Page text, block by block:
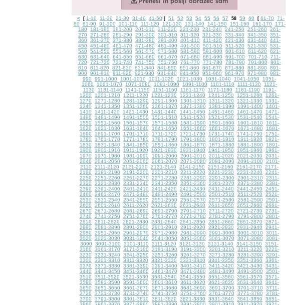
< [ 1-10 11-20 21-30 31-40 41-50 ] 51 52 53 54 55 56 57 58 59 60 [ 61-70
71-
80
81-90 91-100 101-110 111-120 121-130 131-140 141-150 151-160 161-170
171-
180
181-190 191-200 201-210 211-220 221-230 231-240 241-250 251-260
261-
270
271-280 281-290 291-300 301-310 311-320 321-330 331-340 341-350
351-
360
361-370 371-380 381-390 391-400 401-410 411-420 421-430 431-440
441-
450
451-460 461-470 471-480 481-490 491-500 501-510 511-520 521-530
531-
540
541-550 551-560 561-570 571-580 581-590 591-600 601-610 611-620
621-
630
631-640 641-650 651-660 661-670 671-680 681-690 691-700 701-710
711-
720
721-730 731-740 741-750 751-760 761-770 771-780 781-790 791-800
801-
810
811-820 821-830 831-840 841-850 851-860 861-870 871-880 881-890
891-
900
901-910 911-920 921-930 931-940 941-950 951-960 961-970 971-980
981-
990
991-1000 1001-1010 1011-1020 1021-1030 1031-1040 1041-1050
1051-
1060
1061-1070 1071-1080 1081-1090 1091-1100 1101-1110 1111-1120
1121-
1130
1131-1140 1141-1150 1151-1160 1161-1170 1171-1180 1181-1190
1191-
1200
1201-1210 1211-1220 1221-1230 1231-1240 1241-1250 1251-1260
1261-
1270
1271-1280 1281-1290 1291-1300 1301-1310 1311-1320 1321-1330
1331-
1340
1341-1350 1351-1360 1361-1370 1371-1380 1381-1390 1391-1400
1401-
1410
1411-1420 1421-1430 1431-1440 1441-1450 1451-1460 1461-1470
1471-
1480
1481-1490 1491-1500 1501-1510 1511-1520 1521-1530 1531-1540
1541-
1550
1551-1560 1561-1570 1571-1580 1581-1590 1591-1600 1601-1610
1611-
1620
1621-1630 1631-1640 1641-1650 1651-1660 1661-1670 1671-1680
1681-
1690
1691-1700 1701-1710 1711-1720 1721-1730 1731-1740 1741-1750
1751-
1760
1761-1770 1771-1780 1781-1790 1791-1800 1801-1810 1811-1820
1821-
1830
1831-1840 1841-1850 1851-1860 1861-1870 1871-1880 1881-1890
1891-
1900
1901-1910 1911-1920 1921-1930 1931-1940 1941-1950 1951-1960
1961-
1970
1971-1980 1981-1990 1991-2000 2001-2010 2011-2020 2021-2030
2031-
2040
2041-2050 2051-2060 2061-2070 2071-2080 2081-2090 2091-2100
2101-
2110
2111-2120 2121-2130 2131-2140 2141-2150 2151-2160 2161-2170
2171-
2180
2181-2190 2191-2200 2201-2210 2211-2220 2221-2230 2231-2240
2241-
2250
2251-2260 2261-2270 2271-2280 2281-2290 2291-2300 2301-2310
2311-
2320
2321-2330 2331-2340 2341-2350 2351-2360 2361-2370 2371-2380
2381-
2390
2391-2400 2401-2410 2411-2420 2421-2430 2431-2440 2441-2450
2451-
2460
2461-2470 2471-2480 2481-2490 2491-2500 2501-2510 2511-2520
2521-
2530
2531-2540 2541-2550 2551-2560 2561-2570 2571-2580 2581-2590
2591-
2600
2601-2610 2611-2620 2621-2630 2631-2640 2641-2650 2651-2660
2661-
2670
2671-2680 2681-2690 2691-2700 2701-2710 2711-2720 2721-2730
2731-
2740
2741-2750 2751-2760 2761-2770 2771-2780 2781-2790 2791-2800
2801-
2810
2811-2820 2821-2830 2831-2840 2841-2850 2851-2860 2861-2870
2871-
2880
2881-2890 2891-2900 2901-2910 2911-2920 2921-2930 2931-2940
2941-
2950
2951-2960 2961-2970 2971-2980 2981-2990 2991-3000 3001-3010
3011-
3020
3021-3030 3031-3040 3041-3050 3051-3060 3061-3070 3071-3080
3081-
3090
3091-3100 3101-3110 3111-3120 3121-3130 3131-3140 3141-3150
3151-
3160
3161-3170 3171-3180 3181-3190 3191-3200 3201-3210 3211-3220
3221-
3230
3231-3240 3241-3250 3251-3260 3261-3270 3271-3280 3281-3290
3291-
3300
3301-3310 3311-3320 3321-3330 3331-3340 3341-3350 3351-3360
3361-
3370
3371-3380 3381-3390 3391-3400 3401-3410 3411-3420 3421-3430
3431-
3440
3441-3450 3451-3460 3461-3470 3471-3480 3481-3490 3491-3500
3501-
3510
3511-3520 3521-3530 3531-3540 3541-3550 3551-3560 3561-3570
3571-
3580
3581-3590 3591-3600 3601-3610 3611-3620 3621-3630 3631-3640
3641-
3650
3651-3660 3661-3670 3671-3680 3681-3690 3691-3700 3701-3710
3711-
3720
3721-3730 3731-3740 3741-3750 3751-3760 3761-3770 3771-3780
3781-
3790
3791-3800 3801-3810 3811-3820 3821-3830 3831-3840 3841-3850
3851-